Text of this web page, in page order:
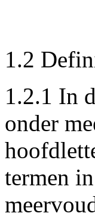
1.2
1.2.1 In
onder
termen